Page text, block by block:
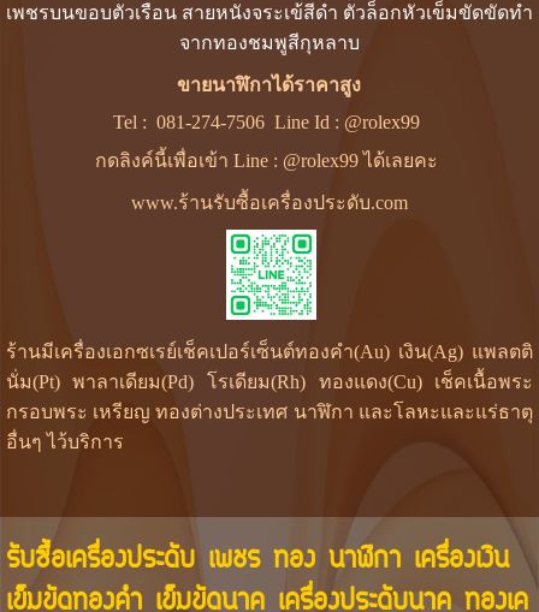
เพชรบนขอบตัวเรือน สายหนังจระเข้สีดำ ตัวล็อกหัวเข็มขัดขัดทำ
จากทองชมพูสีกุหลาบ
ขายนาฬิกาได้ราคาสูง
Tel :081-274-7506 Line Id : @rolex99
กดลิงค์นี้เพื่อเข้า Line : @rolex99 ได้เลยคะ
www.ร้านรับซื้อเครื่องประดับ.com
ร้านมีเครื่องเอกซเรย์เช็คเปอร์เซ็นต์ทองคำ(Au) เงิน(Ag) แพลตติ
นั่ม(Pt) พาลาเดียม(Pd) โรเดียม(Rh) ทองแดง(Cu) เช็คเนื้อพระ
กรอบพระ เหรียญ ทองต่างประเทศ นาฬิกา และโลหะและแร่ธาตุ
อื่นๆ ไว้บริการ
รับซื้อเครื่องประดับ เพชร ทอง นาฬิกา เครื่องเงิน
เข็มขัดทองคำ เข็มขัดนาค เครื่องประดับนาค ทองเค